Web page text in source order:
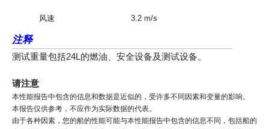
风速 3.2 m/s
注释
测试重量包括24L的燃油、安全设备及测试设备。
请注意
本性能报告中包含的信息和数据是近似的，受许多不同因素和变量的影响。
本报告仅供参考，不应作为实际数据的代表。
由于各种因素，您的船的性能可能与本性能报告中包含的信息不同，包括船的